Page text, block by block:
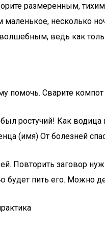
размеренным,
несколько
ведь как
помочь. Сварите
ростучий! Как
(имя) От болезней
Повторить заговор
будет пить его. Можно